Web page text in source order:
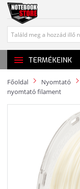
TERMÉKEINK
Főoldal Nyomtató
nyomtató filament